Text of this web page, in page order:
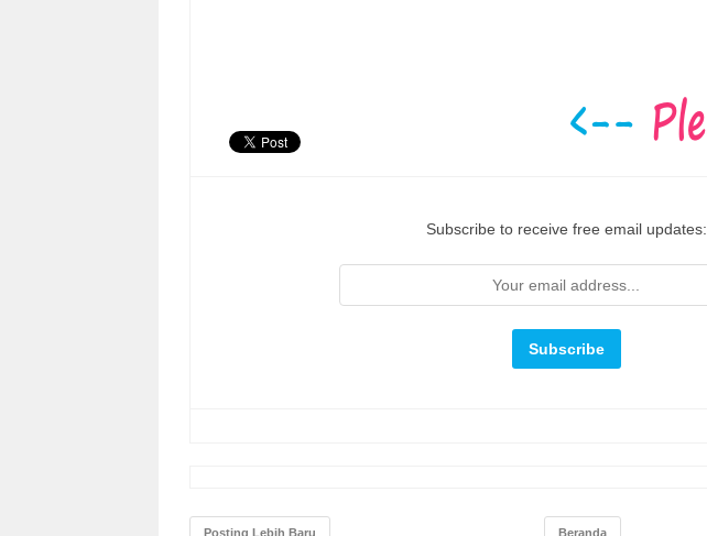
Subscribe to receive free email updates:
Posting Lebih Baru Beranda